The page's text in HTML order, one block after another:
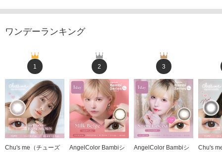
ワンデーランキング
1
Chu's me（チューズ
2
AngelColor Bambiシ
3
AngelColor Bambiシ
Chu's